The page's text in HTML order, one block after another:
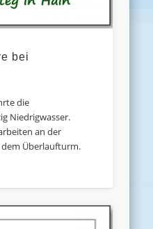
bei
die
Niedrigwasser.
an der
Überlaufturm.